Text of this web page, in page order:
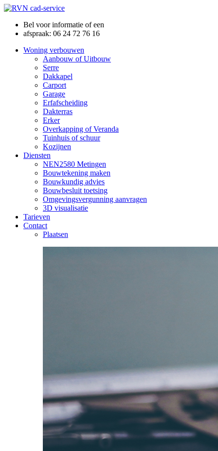
Bel voor informatie of een
afspraak: 06 24 72 76 16
Woning verbouwen
Aanbouw of Uitbouw
Serre
Dakkapel
Carport
Garage
Erfafscheiding
Dakterras
Erker
Overkapping of Veranda
Tuinhuis of schuur
Kozijnen
Diensten
NEN2580 Metingen
Bouwtekening maken
Bouwkundig advies
Bouwbesluit toetsing
Omgevingsvergunning aanvragen
3D visualisatie
Tarieven
Contact
Plaatsen